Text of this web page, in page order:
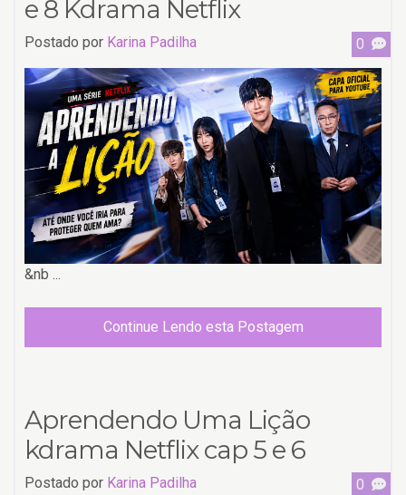
e 8 Kdrama Netflix
Postado por Karina Padilha 0
&nb ...
Continue Lendo esta Postagem
Aprendendo Uma Lição
kdrama Netflix cap 5 e 6
Postado por Karina Padilha 0